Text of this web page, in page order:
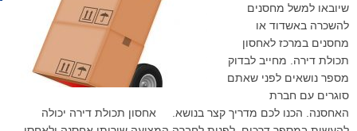
שיובאו למשל מחסנים
להשכרה באשדוד או
מחסנים במרכז לאחסון
תכולת דירה. מחייב לבדוק
מספר נושאים לפני שאתם
סוגרים עם חברת
האחסנה. הכנו לכם מדריך קצר בנושא. אחסון תכולת דירה יכולה